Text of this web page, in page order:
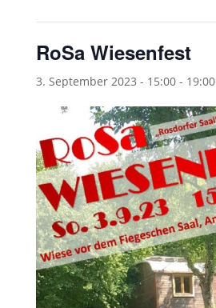
RoSa Wiesenfest
3. September 2023 - 15:00- 19:00